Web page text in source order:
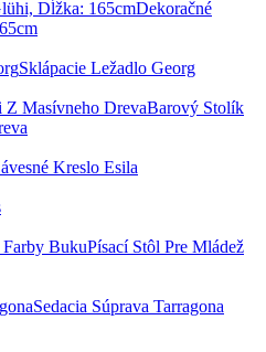
Dekoračné
Sklápacie Ležadlo Georg
Barový Stolík
Kreslo Esila
Písací Stôl Pre Mládež
Sedacia Súprava Tarragona